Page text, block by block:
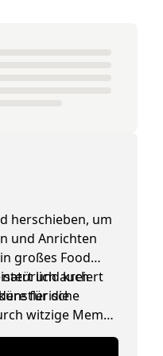
herschieben, um
und Anrichten
großes Food
auch
für die
und kreiert
witzige Memes